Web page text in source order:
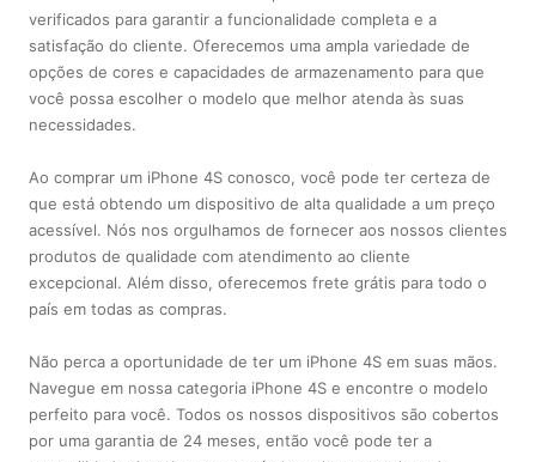
verificados para garantir a funcionalidade completa e a
satisfação do cliente. Oferecemos uma ampla variedade de
opções de cores e capacidades de armazenamento para que
você possa escolher o modelo que melhor atenda às suas
necessidades.
Ao comprar um iPhone 4S conosco, você pode ter certeza de
que está obtendo um dispositivo de alta qualidade a um preço
acessível. Nós nos orgulhamos de fornecer aos nossos clientes
produtos de qualidade com atendimento ao cliente
excepcional. Além disso, oferecemos frete grátis para todo o
país em todas as compras.
Não perca a oportunidade de ter um iPhone 4S em suas mãos.
Navegue em nossa categoria iPhone 4S e encontre o modelo
perfeito para você. Todos os nossos dispositivos são cobertos
por uma garantia de 24 meses, então você pode ter a